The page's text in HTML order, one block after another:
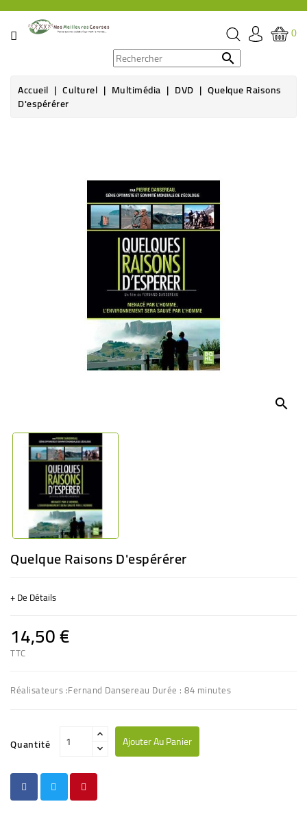
CATÉGORIE
ÉPICERIE
0

Accueil Culturel Multimédia DVD Quelque Raisons
D'espérérer
search
Quelque Raisons D'espérérer
+ De Détails
14,50 €
TTC
Réalisateurs :Fernand Dansereau Durée : 84 minutes
Quantité Ajouter Au Panier